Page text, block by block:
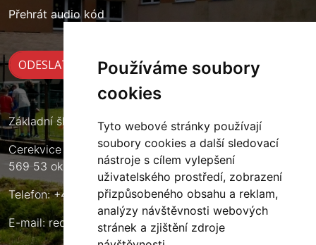
Používáme soubory
cookies
Tyto webové stránky používají
soubory cookies a další sledovací
nástroje s cílem vylepšení
uživatelského prostředí, zobrazení
přizpůsobeného obsahu a reklam,
analýzy návštěvnosti webových
stránek a zjištění zdroje
Přehrát audio kód
Základní škola Cerekvice nad Loučnou
Cerekvice nad Loučnou 135
569 53 okres Svitavy
Telefon: +420 461 633 140
E-mail:reditel@zscerekvice.cz